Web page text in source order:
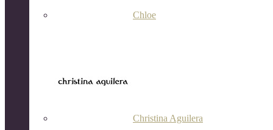
Chloe
Christina Aguilera